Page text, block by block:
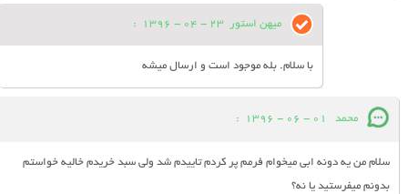
میهن استور 23 - 04 - 1396
:
با سلام. بله موجود است و ارسال میشه
محمد 01 - 06 - 1396
:
سلام من یه دونه ابی میخوام فرمم پر کردم تاییدم شد ولی سبد خریدم خالیه خواستم
بدونم میفرستید یا نه؟